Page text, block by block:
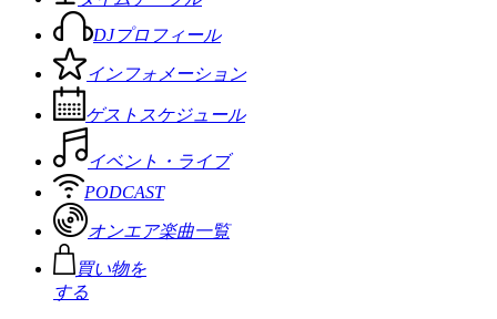
DJプロフィール
インフォメーション
ゲストスケジュール
イベント・ライブ
PODCAST
オンエア楽曲一覧
買い物を
する